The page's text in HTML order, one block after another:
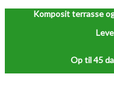
Komposit terrasse
Op til 45